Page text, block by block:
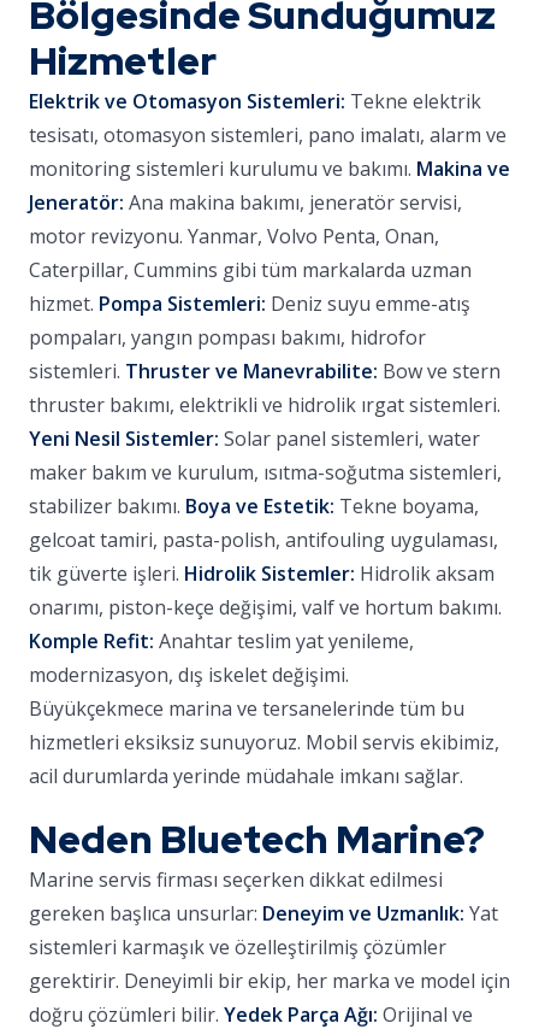
Bölgesinde Sunduğumuz
Hizmetler
Elektrik ve Otomasyon Sistemleri: Tekne elektrik
tesisatı, otomasyon sistemleri, pano imalatı, alarm ve
monitoring sistemleri kurulumu ve bakımı. Makina ve
Jeneratör: Ana makina bakımı, jeneratör servisi,
motor revizyonu. Yanmar, Volvo Penta, Onan,
Caterpillar, Cummins gibi tüm markalarda uzman
hizmet. Pompa Sistemleri: Deniz suyu emme-atış
pompaları, yangın pompası bakımı, hidrofor
sistemleri. Thruster ve Manevrabilite: Bow ve stern
thruster bakımı, elektrikli ve hidrolik ırgat sistemleri.
Yeni Nesil Sistemler: Solar panel sistemleri, water
maker bakım ve kurulum, ısıtma-soğutma sistemleri,
stabilizer bakımı. Boya ve Estetik: Tekne boyama,
gelcoat tamiri, pasta-polish, antifouling uygulaması,
tik güverte işleri. Hidrolik Sistemler: Hidrolik aksam
onarımı, piston-keçe değişimi, valf ve hortum bakımı.
Komple Refit: Anahtar teslim yat yenileme,
modernizasyon, dış iskelet değişimi.
Büyükçekmece marina ve tersanelerinde tüm bu
hizmetleri eksiksiz sunuyoruz. Mobil servis ekibimiz,
acil durumlarda yerinde müdahale imkanı sağlar.
Neden Bluetech Marine?
Marine servis firması seçerken dikkat edilmesi
gereken başlıca unsurlar: Deneyim ve Uzmanlık: Yat
sistemleri karmaşık ve özelleştirilmiş çözümler
gerektirir. Deneyimli bir ekip, her marka ve model için
doğru çözümleri bilir. Yedek Parça Ağı: Orijinal ve